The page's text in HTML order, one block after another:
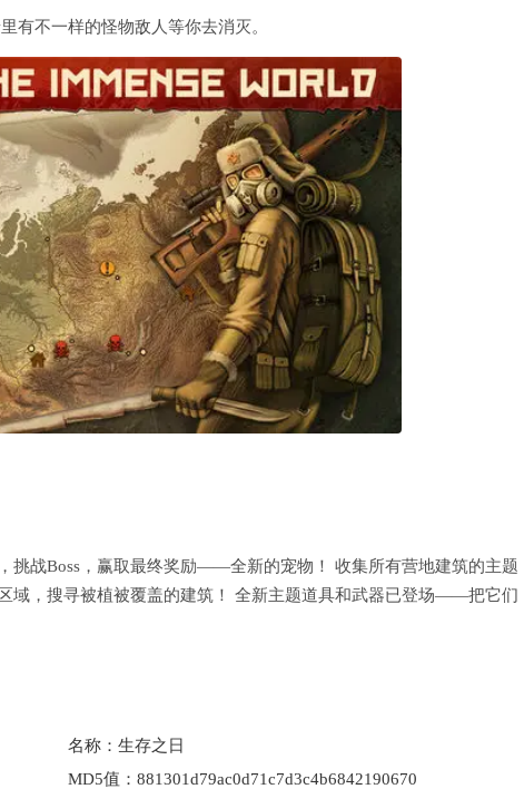
有不一样的怪物敌人等你去消灭。
挑战Boss，赢取最终奖励——全新的宠物！ 收集所有营地建筑的主题
域，搜寻被植被覆盖的建筑！ 全新主题道具和武器已登场——把它们
名称： 生存之日
MD5值： 881301d79ac0d71c7d3c4b6842190670